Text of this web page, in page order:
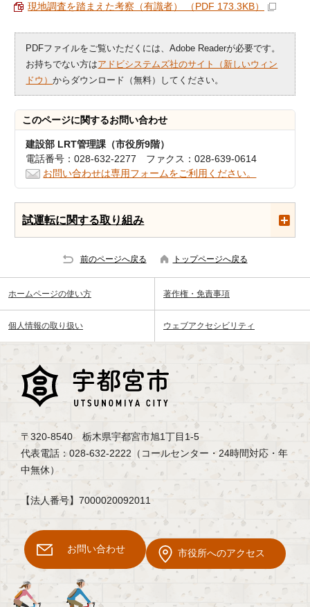
現地調査を踏まえた考察（有識者） （PDF 173.3KB）
PDFファイルをご覧いただくには、Adobe Readerが必要です。
お持ちでない方はアドビシステムズ社のサイト（新しいウィン
ドウ）からダウンロード（無料）してください。
このページに関するお問い合わせ
建設部 LRT管理課（市役所9階）
電話番号：028-632-2277 ファクス：028-639-0614
お問い合わせは専用フォームをご利用ください。
試運転に関する取り組み
前のページへ戻る トップページへ戻る
ホームページの使い方 著作権・免責事項
個人情報の取り扱い ウェブアクセシビリティ
〒320-8540 栃木県宇都宮市旭1丁目1-5
代表電話：028-632-2222（コールセンター・24時間対応・年
中無休）
【法人番号】7000020092011
お問い合わせ 市役所へのアクセス